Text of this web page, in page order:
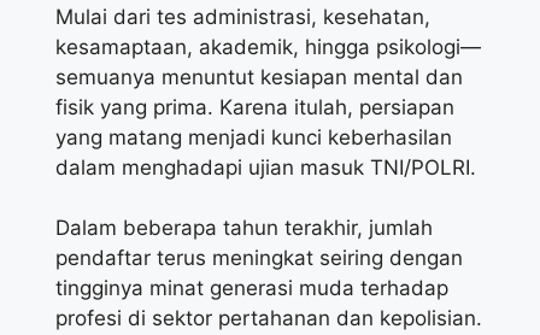
Mulai dari tes administrasi, kesehatan,
kesamaptaan, akademik, hingga psikologi—
semuanya menuntut kesiapan mental dan
fisik yang prima. Karena itulah, persiapan
yang matang menjadi kunci keberhasilan
dalam menghadapi ujian masuk TNI/POLRI.
Dalam beberapa tahun terakhir, jumlah
pendaftar terus meningkat seiring dengan
tingginya minat generasi muda terhadap
profesi di sektor pertahanan dan kepolisian.